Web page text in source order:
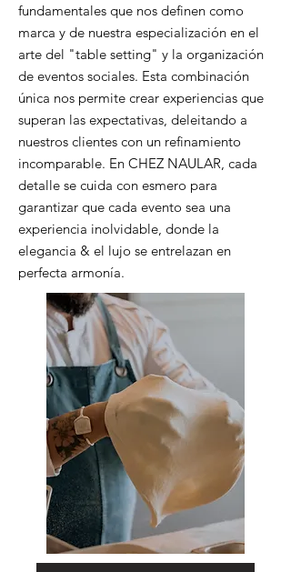
fundamentales que nos definen como
marca y de nuestra especialización en el
arte del "table setting" y la organización
de eventos sociales. Esta combinación
única nos permite crear experiencias que
superan las expectativas, deleitando a
nuestros clientes con un refinamiento
incomparable. En CHEZ NAULAR, cada
detalle se cuida con esmero para
garantizar que cada evento sea una
experiencia inolvidable, donde la
elegancia & el lujo se entrelazan en
perfecta armonía.